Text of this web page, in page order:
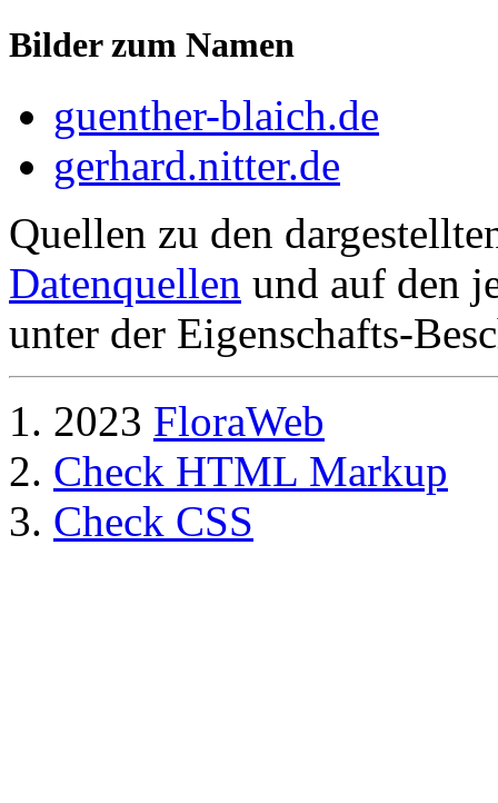
Bilder zum Namen
guenther-blaich.de
gerhard.nitter.de
Quellen zu den
Datenquellen und auf den
unter der Eigenschafts-
2023 FloraWeb
Check HTML Markup
Check CSS